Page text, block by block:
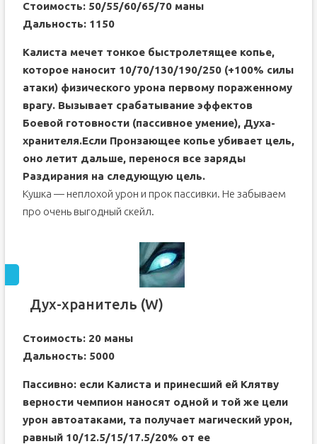
Стоимость: 50/55/60/65/70 маны
Дальность: 1150
Калиста мечет тонкое быстролетящее копье,
которое наносит 10/70/130/190/250 (+100% силы
атаки) физического урона первому пораженному
врагу. Вызывает срабатывание эффектов
Боевой готовности (пассивное умение), Духа-
хранителя.Если Пронзающее копье убивает цель,
оно летит дальше, перенося все заряды
Раздирания на следующую цель.
Кушка — неплохой урон и прок пассивки. Не забываем
про очень выгодный скейл.
Дух-хранитель (W)
Стоимость: 20 маны
Дальность: 5000
Пассивно: если Калиста и принесший ей Клятву
верности чемпион наносят одной и той же цели
урон автоатаками, та получает магический урон,
равный 10/12.5/15/17.5/20% от ее